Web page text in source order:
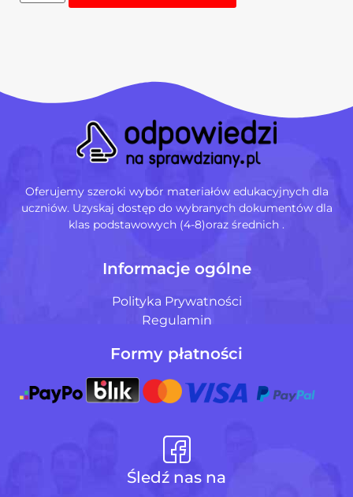
Oferujemy szeroki wybór materiałów edukacyjnych dla
uczniów. Uzyskaj dostęp do wybranych dokumentów dla
klas podstawowych (4-8)oraz średnich .
Informacje ogólne
Polityka Prywatności
Regulamin
Formy płatności
Śledź nas na